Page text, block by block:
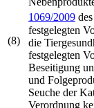
(8)
1069/2009
festgelegten
die
festgelegten
Beseitigung
und
Seuche der
Verordnung